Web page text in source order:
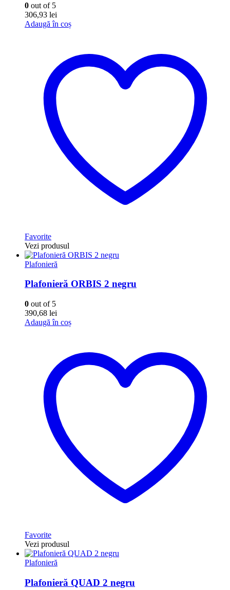
0 out of 5
306,93 lei
Adaugă în coș
Favorite
Vezi produsul
Plafonieră
Plafonieră ORBIS 2 negru
0 out of 5
390,68 lei
Adaugă în coș
Favorite
Vezi produsul
Plafonieră
Plafonieră QUAD 2 negru